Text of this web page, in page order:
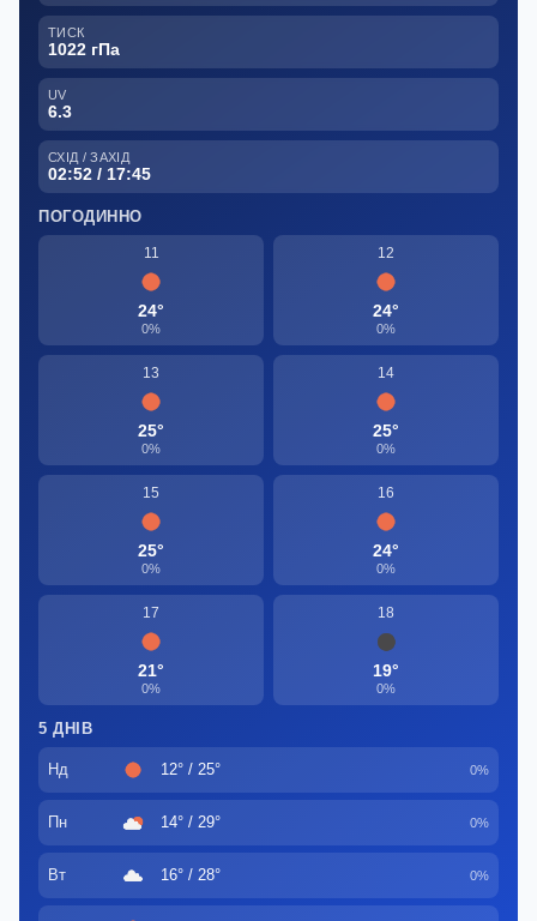
ТИСК
1022 гПа
UV
6.3
СХІД / ЗАХІД
02:52 / 17:45
ПОГОДИННО
11
24°
0%
12
24°
0%
13
25°
0%
14
25°
0%
15
25°
0%
16
24°
0%
17
21°
0%
18
19°
0%
5 ДНІВ
Нд 12° / 25° 0%
Пн 14° / 29° 0%
Вт 16° / 28° 0%